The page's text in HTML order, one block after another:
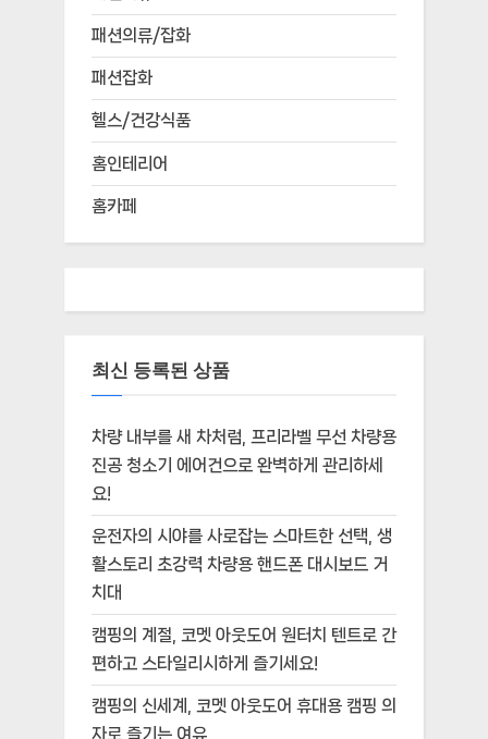
패션의류/잡화
패션잡화
헬스/건강식품
홈인테리어
홈카페
최신 등록된 상품
차량 내부를 새 차처럼, 프리라벨 무선 차량용
진공 청소기 에어건으로 완벽하게 관리하세
요!
운전자의 시야를 사로잡는 스마트한 선택, 생
활스토리 초강력 차량용 핸드폰 대시보드 거
치대
캠핑의 계절, 코멧 아웃도어 원터치 텐트로 간
편하고 스타일리시하게 즐기세요!
캠핑의 신세계, 코멧 아웃도어 휴대용 캠핑 의
자로 즐기는 여유